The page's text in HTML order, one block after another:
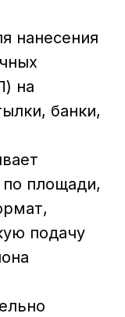
нанесения
на
банки,
площади,
подачу